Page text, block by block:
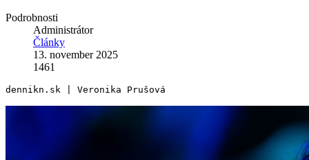
Podrobnosti
Administrátor
Články
13. november 2025
1461
dennikn.sk | Veronika Prušová